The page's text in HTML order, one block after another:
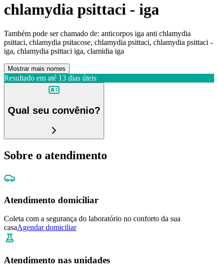
chlamydia psittaci - iga
Também pode ser chamado de: anticorpos iga anti chlamydia
psittaci, chlamydia psitacose, chlamydia psittaci, chlamydia psittaci -
iga, chlamydia psittaci iga, clamidia iga
Mostrar mais nomes
Resultado em até 13 dias úteis
Qual seu convênio?
Sobre o atendimento
Atendimento domiciliar
Coleta com a segurança do laboratório no conforto da sua
casaAgendar domiciliar
Atendimento nas unidades